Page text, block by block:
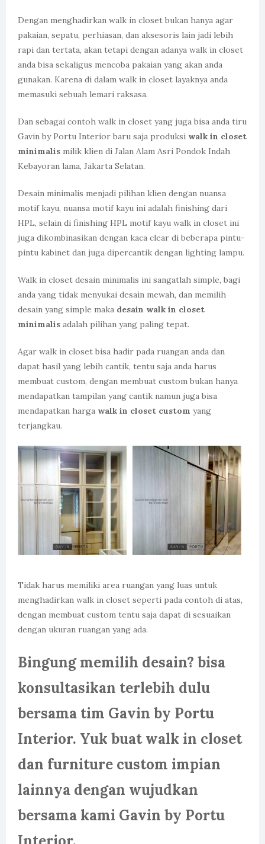
Dengan menghadirkan walk in closet bukan hanya agar
pakaian, sepatu, perhiasan, dan aksesoris lain jadi lebih
rapi dan tertata, akan tetapi dengan adanya walk in closet
anda bisa sekaligus mencoba pakaian yang akan anda
gunakan. Karena di dalam walk in closet layaknya anda
memasuki sebuah lemari raksasa.
Dan sebagai contoh walk in closet yang juga bisa anda tiru
Gavin by Portu Interior baru saja produksi walk in closet
minimalis milik klien di Jalan Alam Asri Pondok Indah
Kebayoran lama, Jakarta Selatan.
Desain minimalis menjadi pilihan klien dengan nuansa
motif kayu, nuansa motif kayu ini adalah finishing dari
HPL, selain di finishing HPL motif kayu walk in closet ini
juga dikombinasikan dengan kaca clear di beberapa pintu-
pintu kabinet dan juga dipercantik dengan lighting lampu.
Walk in closet desain minimalis ini sangatlah simple, bagi
anda yang tidak menyukai desain mewah, dan memilih
desain yang simple maka desain walk in closet
minimalis adalah pilihan yang paling tepat.
Agar walk in closet bisa hadir pada ruangan anda dan
dapat hasil yang lebih cantik, tentu saja anda harus
membuat custom, dengan membuat custom bukan hanya
mendapatkan tampilan yang cantik namun juga bisa
mendapatkan harga walk in closet custom yang
terjangkau.
Tidak harus memiliki area ruangan yang luas untuk
menghadirkan walk in closet seperti pada contoh di atas,
dengan membuat custom tentu saja dapat di sesuaikan
dengan ukuran ruangan yang ada.
Bingung memilih desain? bisa
konsultasikan terlebih dulu
bersama tim Gavin by Portu
Interior. Yuk buat walk in closet
dan furniture custom impian
lainnya dengan wujudkan
bersama kami Gavin by Portu